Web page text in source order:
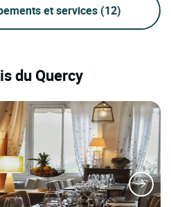
et services (12)
du Quercy